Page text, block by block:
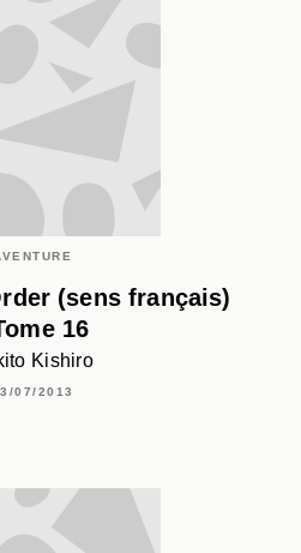
(sens français)
16
Kishiro
07/2013